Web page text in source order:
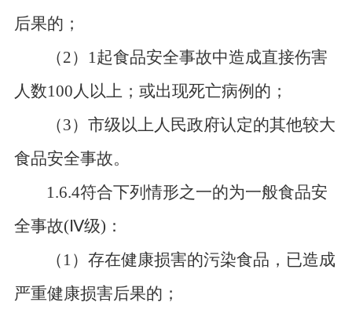
后果的；
（2）1起食品安全事故中造成直接伤害
人数100人以上；或出现死亡病例的；
（3）市级以上人民政府认定的其他较大
食品安全事故。
1.6.4符合下列情形之一的为一般食品安
全事故(Ⅳ级)：
（ 1）存在健康损害的污染食品，已造成
严重健康损害后果的；